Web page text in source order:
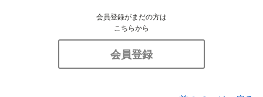
会員登録がまだの方は
こちらから
会員登録